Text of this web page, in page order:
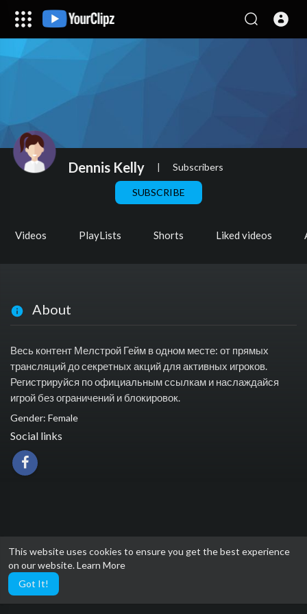
This website uses cookies to ensure you get the best experience
on our website.Learn More
Got It!
Dennis Kelly | Subscribers
SUBSCRIBE
Videos PlayLists Shorts Liked videos
About
Весь контент Мелстрой Гейм в одном месте: от прямых
трансляций до секретных акций для активных игроков.
Регистрируйся по официальным ссылкам и наслаждайся
игрой без ограничений и блокировок.
Gender: Female
Social links